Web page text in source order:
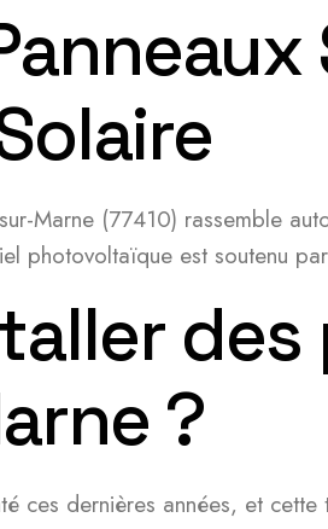
Marne (77410) rassemble
photovoltaïque est soutenu
?
ces dernières années, et